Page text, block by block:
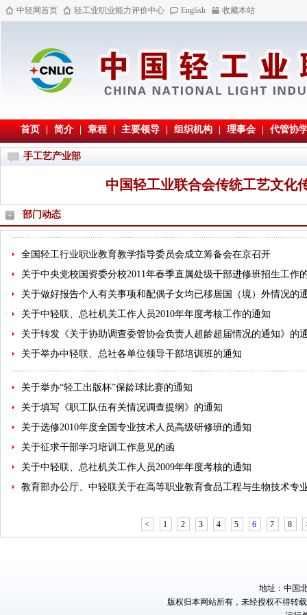
中轻网首页 轻工业职业能力评价中心 English 收藏本站
首页 | 简介 | 章程 | 主要领导 | 组织机构 | 理事会 | 代管协
手工艺产业部
中国轻工业联合会传统工艺文化
部门动态
全国轻工行业职业教育教学指导委员会成立筹备会在京召开
关于中央党校国资委分校2011年春季直属处级干部进修班招生工作
关于做好报告个人有关事项和配偶子女均已移居国（境）外情况的
关于中轻联、总社机关工作人员2010年年度考核工作的通知
关于转发《关于协助调查委管协会负责人超龄超届情况的通知》的
关于举办中轻联、总社各单位领导干部培训班的通知
关于举办“轻工出版杯”保龄球比赛的通知
关于填写《职工队伍有关情况调查提纲》的通知
关于选修2010年度全国专业技术人员高级研修班的通知
关于征求干部学习培训工作意见的函
关于中轻联、总社机关工作人员2009年年度考核的通知
教育部办公厅、中轻联关于在高等职业教育食品工程与生物技术专
< 1 2 3 4 5 6 7 8
地址：中国
版权归本网站所有，未经授权不得转